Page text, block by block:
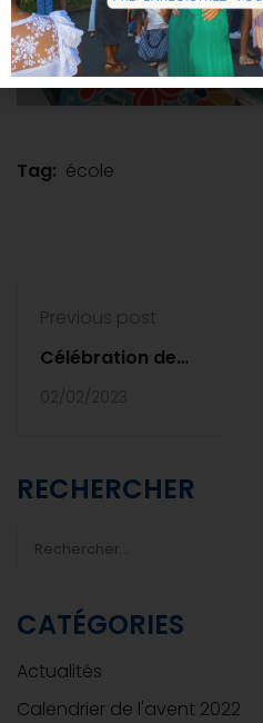
Tag: école
Previous post
Célébration de
02/02/2023
RECHERCHER
CATÉGORIES
Actualités
Calendrier de l'avent 2022